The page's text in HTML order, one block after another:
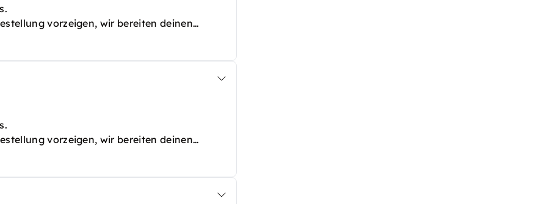
vorzeigen, wir bereiten deinen
vorzeigen, wir bereiten deinen